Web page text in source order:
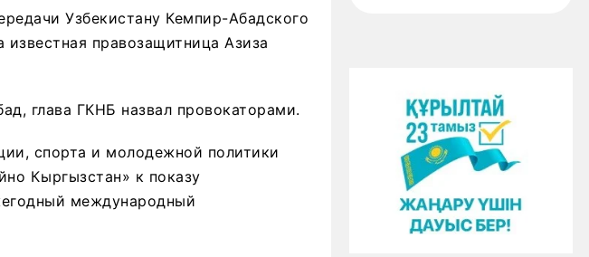
Узбекистану Кемпир-Абадского
правозащитница Азиза
глава ГКНБ назвал провокаторами.
спорта и молодежной политики
Кыргызстан» к показу
международный